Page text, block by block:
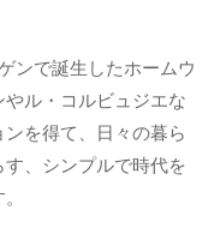
ンで誕生したホームウ
ル・コルビュジエな
を得て、日々の暮ら
、シンプルで時代を